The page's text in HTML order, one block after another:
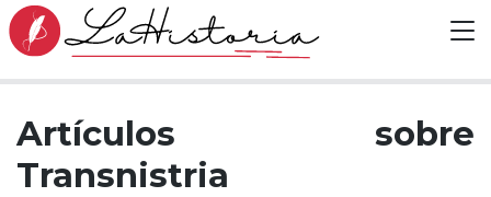
Artículos sobre
Transnistria